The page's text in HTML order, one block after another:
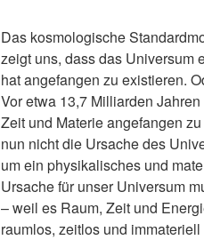
Das kosmologische
zeigt uns, dass das Universum
hat angefangen zu existieren.
Vor etwa 13,7 Milliarden
Zeit und Materie angefangen
nun nicht die Ursache des
um ein physikalisches und
Ursache für unser Universum
– weil es Raum, Zeit und
raumlos, zeitlos und immateriell